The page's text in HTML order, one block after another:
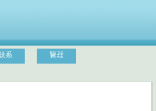
系 管理